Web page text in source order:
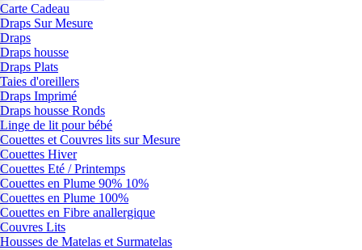
Carte Cadeau
Draps Sur Mesure
Draps
Draps housse
Draps Plats
Taies d'oreillers
Draps Imprimé
Draps housse Ronds
Linge de lit pour bébé
Couettes et Couvres lits sur Mesure
Couettes Hiver
Couettes Eté / Printemps
Couettes en Plume 90% 10%
Couettes en Plume 100%
Couettes en Fibre anallergique
Couvres Lits
Housses de Matelas et Surmatelas